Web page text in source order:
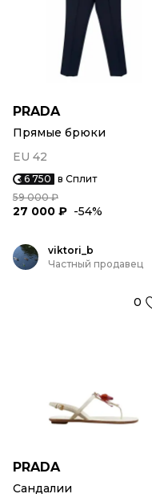
PRADA
Прямые брюки
EU 42
6 750 в Сплит
59 000 ₽
27 000 ₽ -54%
viktori_b
Частный продавец
0
PRADA
Сандалии